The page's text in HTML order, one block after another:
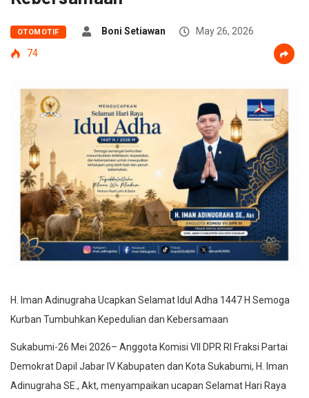
OTOMOTIF Boni Setiawan
May 26, 2026
74
H. Iman Adinugraha Ucapkan Selamat Idul Adha 1447 H Semoga
Kurban Tumbuhkan Kepedulian dan Kebersamaan
Sukabumi-26 Mei 2026– Anggota Komisi VII DPR RI Fraksi Partai
Demokrat Dapil Jabar IV Kabupaten dan Kota Sukabumi, H. Iman
Adinugraha SE., Akt, menyampaikan ucapan Selamat Hari Raya